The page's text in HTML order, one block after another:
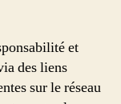
et
des liens
sur le réseau